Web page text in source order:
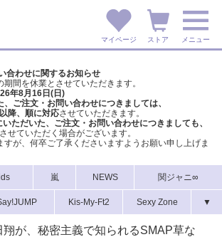
マイページ ストア メニュー
合わせに関するお知らせ
間を休業とさせていただきます。
年8月16日(日)
ご注文・お問い合わせにつきましては、
降、順に対応させていただきます。
ただいた、ご注文・ お問い合わせにつきましても、
させていただく場合がございます。
が、 何卒ご了承くださいますようお願い申し上げま
嵐 NEWS 関ジャニ∞
Kis-My-Ft2 Sexy Zone ▼
翔が、秘密主義で知られるSMAP草な